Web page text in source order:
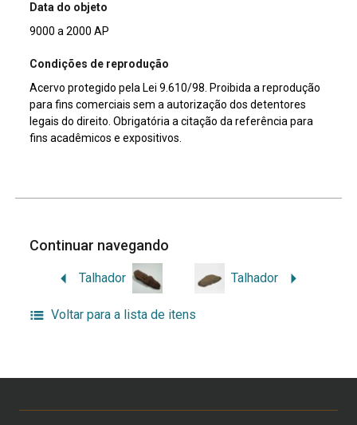
Data do objeto
9000 a 2000 AP
Condições de reprodução
Acervo protegido pela Lei 9.610/98. Proibida a reprodução
para fins comerciais sem a autorização dos detentores
legais do direito. Obrigatória a citação da referência para
fins acadêmicos e expositivos.
Continuar navegando
Talhador Talhador
Voltar para a lista de itens